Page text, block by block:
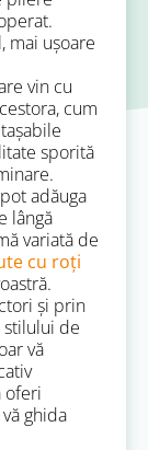
mai ușoare
vin cu
cum
sporită
adăuga
lângă
variată de
cu roți
și prin
stilului de
vă
oferi
ghida